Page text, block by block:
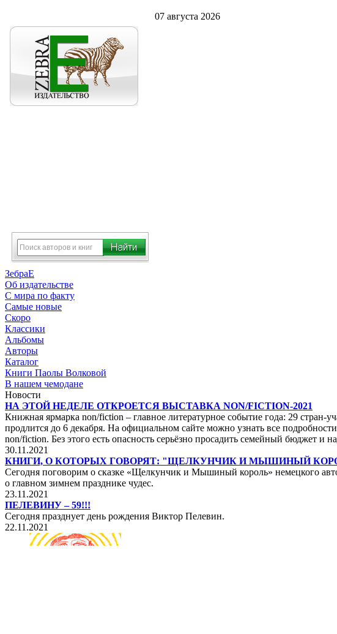
07 августа 2026
ЗебраЕ
Об издательстве
С мира по факту
Самые новые
Скоро
Классики
Альбомы
Авторы
Каталог
Книги Паолы Волковой
В нашем чемодане
Новости
НА ЭТОЙ НЕДЕЛЕ ОТКРОЕТСЯ ВЫСТАВКА NON/FICTION-2021
Книжная ярмарка non/fiction – главное литературное событие года: 29 стран-
продлится до 6 декабря. На официальном сайте можно узнать все
non/fiction. Без этого есть опасность серьёзно просадить семейный бюджет и
30.11.2021
КНИГИ, О КОТОРЫХ ГОВОРЯТ: "ЩЕЛКУНЧИК И МЫШИНЫЙ
Сегодня поговорим о сказке «Щелкунчик и Мышиный король» немецкого
о главном зимнем празднике чудес.
23.11.2021
ПЕЛЕВИНУ – 59!!!
Сегодня празднует день рождения Виктор Пелевин.
22.11.2021